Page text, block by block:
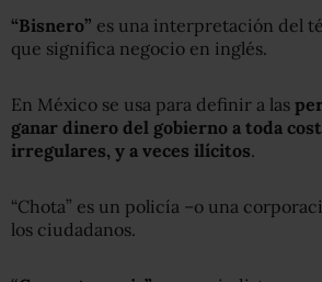
“Bisnero” es una interpretación del
que significa negocio en inglés.
En México se usa para definir a las
ganar dinero del gobierno a toda
irregulares, y a veces ilícitos.
“Chota” es un policía –o una
los ciudadanos.